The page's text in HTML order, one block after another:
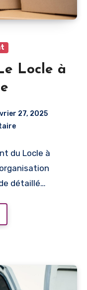
Locle à
27, 2025
du Locle à
détaillé…